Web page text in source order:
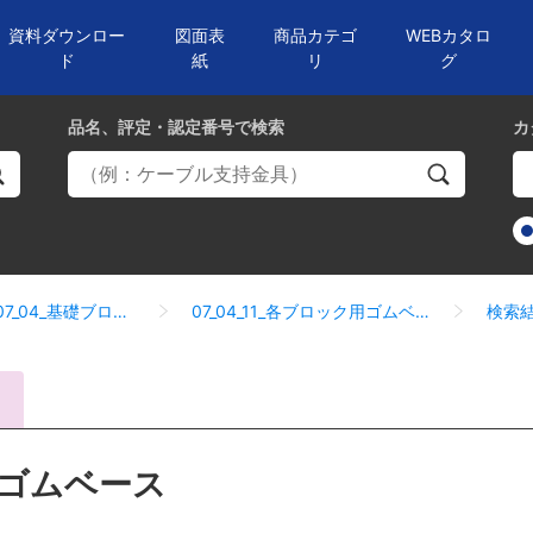
資料ダウンロー
ド
図面表
紙
商品カテゴ
リ
WEBカタロ
グ
品名、評定・認定番号で検索
07_04_基礎ブロック 07_04_11_各ブロック用ゴムベース
ムベース